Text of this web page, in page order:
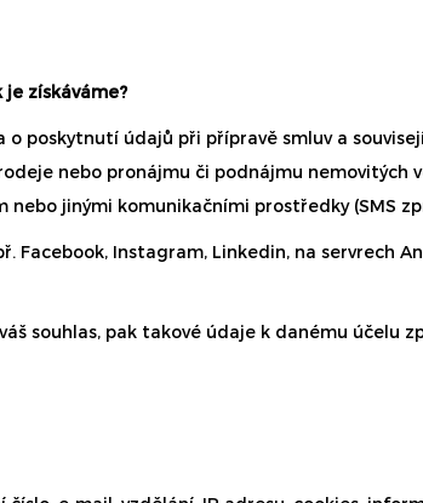
je získáváme?
poskytnutí údajů při přípravě smluv a
nebo pronájmu či podnájmu nemovitých
jinými komunikačními prostředky (SMS
Instagram, Linkedin, na servrech
souhlas, pak takové údaje k danému účelu